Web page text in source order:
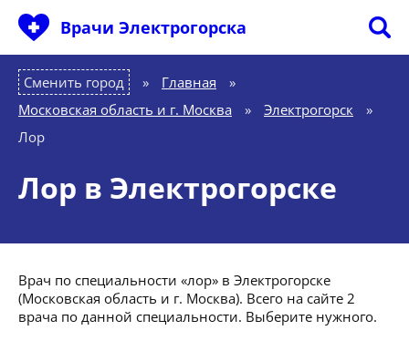
Врачи Электрогорска
Сменить город Главная
»
Московская область и г. Москва
» Электрогорск
»
Лор
Лор в Электрогорске
Врач по специальности «лор» в Электрогорске
(Московская область и г. Москва). Всего на сайте 2
врача по данной специальности. Выберите нужного.